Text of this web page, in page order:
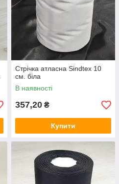
Стрічка атласна Sindtex 10
см. біла
В наявності
357,20 ₴
Купити